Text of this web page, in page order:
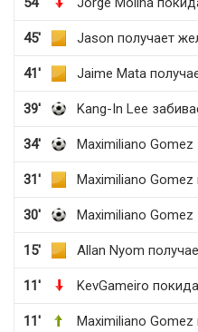
45' Jason получает
41' Jaime Mata
39' Kang-In Lee
34' Maximiliano Gomez
31' Maximiliano
30' Maximiliano Gomez
15' Allan Nyom
11' KevGameiro
11' Maximiliano